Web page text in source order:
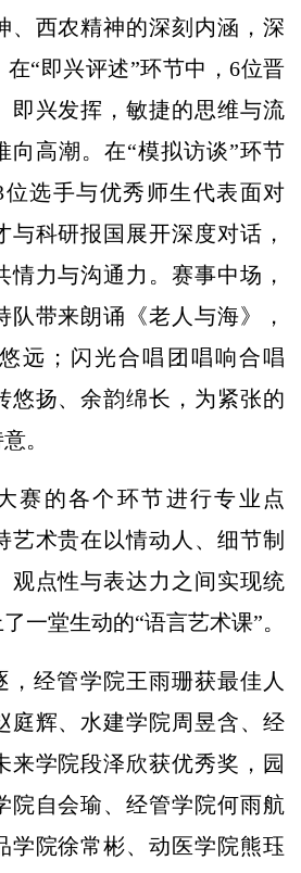
、西农精神的深刻内涵，深
“即兴评述”环节中，6位晋
即兴发挥，敏捷的思维与流
向高潮。在“模拟访谈”环节
选手与优秀师生代表面对
与科研报国展开深度对话，
情力与沟通力。赛事中场，
队带来朗诵《老人与海》，
远；闪光合唱团唱响合唱
悠扬、余韵绵长，为紧张的
。
赛的各个环节进行专业点
艺术贵在以情动人、细节制
观点性与表达力之间实现统
一堂生动的“语言艺术课”。
，经管学院王雨珊获最佳人
庭辉、水建学院周昱含、经
来学院段泽欣获优秀奖，园
院自会瑜、经管学院何雨航
学院徐常彬、动医学院熊珏